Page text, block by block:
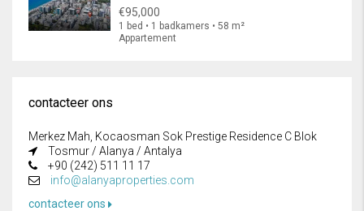
€95,000
1 bed • 1 badkamers • 58 m²
Appartement
contacteer ons
Merkez Mah, Kocaosman Sok Prestige Residence C Blok
Tosmur / Alanya / Antalya
+90 (242) 511 11 17
info@alanyaproperties.com
contacteer ons